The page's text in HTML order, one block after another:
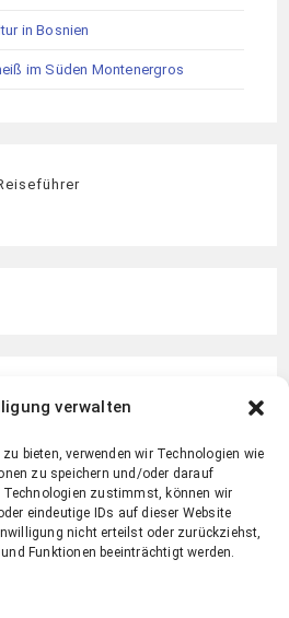
verwalten
bieten, verwenden wir Technologien wie
zu speichern und/oder darauf
zustimmst, können wir
eindeutige IDs auf dieser Website
nicht erteilst oder zurückziehst,
Funktionen beeinträchtigt werden.
in Bosnien
im Süden Montenergros